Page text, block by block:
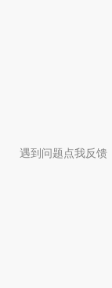
遇到问题点我反馈